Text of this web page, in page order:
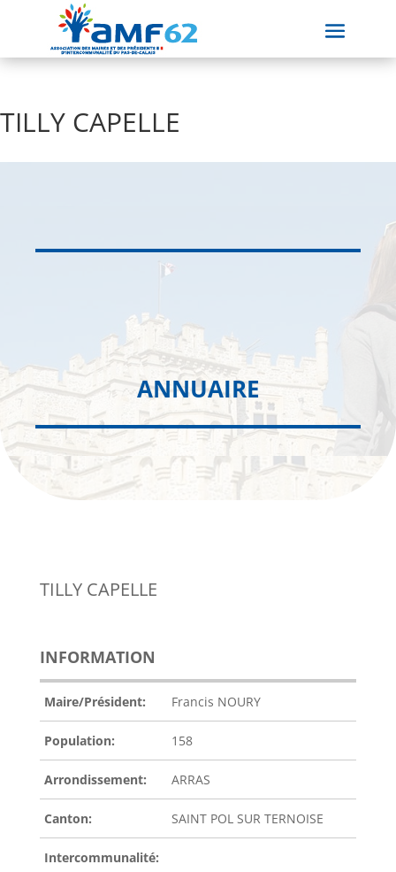
TILLY CAPELLE
ANNUAIRE
TILLY CAPELLE
INFORMATION
Maire/Président: Francis NOURY
Population: 158
Arrondissement: ARRAS
Canton: SAINT POL SUR TERNOISE
Intercommunalité: